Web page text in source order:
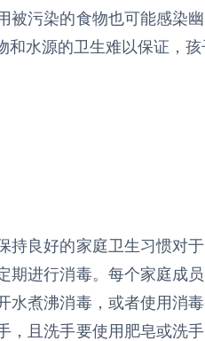
被污染的食物也可能感染
水源的卫生难以保证，孩
持良好的家庭卫生习惯对
期进行消毒。每个家庭成
水煮沸消毒，或者使用消
，且洗手要使用肥皂或洗